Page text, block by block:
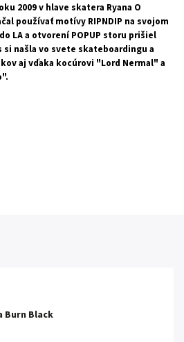
2009 v hlave skatera Ryana O
používať motívy RIPNDIP na svojom
LA a otvorení POPUP storu prišiel
našla vo svete skateboardingu a
aj vďaka kocúrovi "Lord Nermal" a
Burn Black